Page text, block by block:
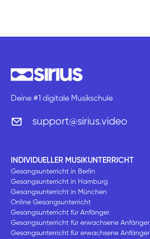
Deine #1 digitale Musikschule
support@sirius.video
INDIVIDUELLER MUSIKUNTERRICHT
Gesangsunterricht in Berlin
Gesangsunterricht in Hamburg
Gesangsunterricht in München
Online Gesangsunterricht
Gesangsunterricht für Anfänger
Gesangsunterricht für erwachsene Anfänger
Gesangsunterricht für erwachsene Anfänger